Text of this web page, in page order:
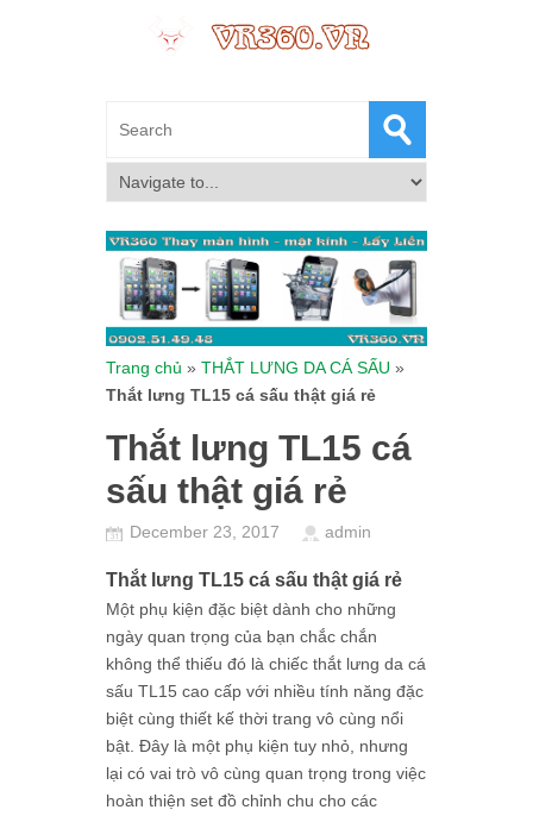
Trang chủ » THẮT LƯNG DA CÁ SẤU »
Thắt lưng TL15 cá sấu thật giá rẻ
Thắt lưng TL15 cá
sấu thật giá rẻ
December 23, 2017 admin
Thắt lưng TL15 cá sấu thật giá rẻ
Một phụ kiện đặc biệt dành cho những
ngày quan trọng của bạn chắc chắn
không thể thiếu đó là chiếc thắt lưng da cá
sấu TL15 cao cấp với nhiều tính năng đặc
biệt cùng thiết kế thời trang vô cùng nổi
bật. Đây là một phụ kiện tuy nhỏ, nhưng
lại có vai trò vô cùng quan trọng trong việc
hoàn thiện set đồ chỉnh chu cho các